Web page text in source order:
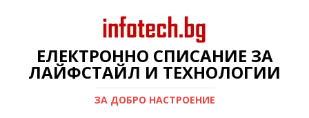
ЕЛЕКТРОННО СПИСАНИЕ ЗА
ЛАЙФСТАЙЛ И ТЕХНОЛОГИИ
ЗА ДОБРО НАСТРОЕНИЕ